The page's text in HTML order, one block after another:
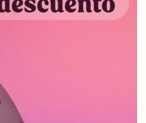
el mismo dia siempre y
días laborables.
funcionan